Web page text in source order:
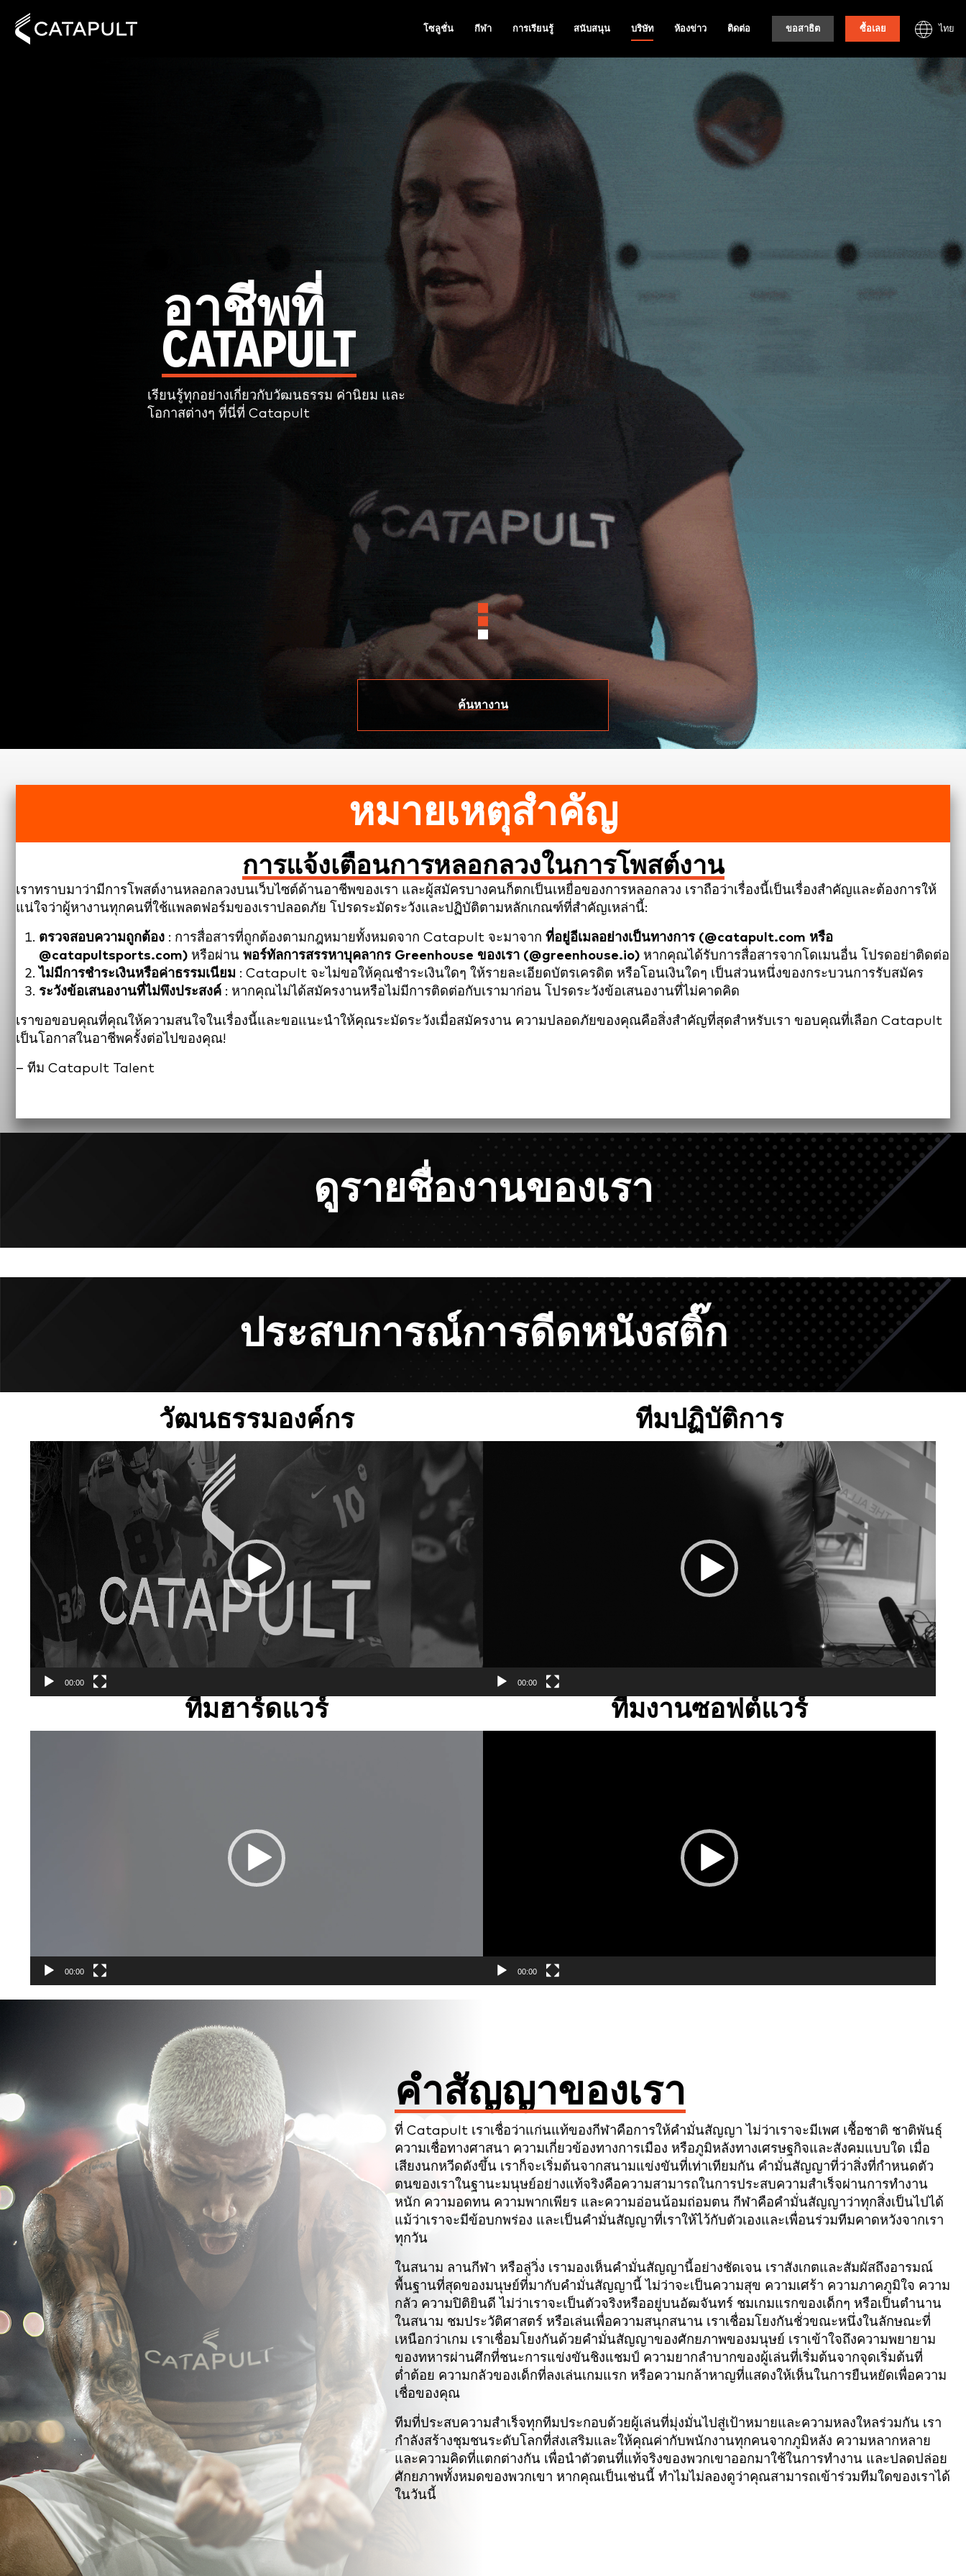
โซลูชั่น กีฬา การเรียนรู้ สนับสนุน บริษัท ห้องข่าว ติดต่อ ขอสาธิต ซื้อเลย ไทย
อาชีพที่
CATAPULT
เรียนรู้ทุกอย่างเกี่ยวกับวัฒนธรรม ค่านิยม และ
โอกาสต่างๆ ที่นี่ที่ Catapult
ค้นหางาน
หมายเหตุสำคัญ
การแจ้งเตือนการหลอกลวงในการโพสต์งาน
เราทราบมาว่ามีการโพสต์งานหลอกลวงบนเว็บไซต์ด้านอาชีพของเรา และผู้สมัครบางคนก็ตกเป็นเหยื่อของการหลอกลวง เราถือว่าเรื่องนี้เป็นเรื่องสำคัญและต้องการให้
แน่ใจว่าผู้หางานทุกคนที่ใช้แพลตฟอร์มของเราปลอดภัย โปรดระมัดระวังและปฏิบัติตามหลักเกณฑ์ที่สำคัญเหล่านี้:
ตรวจสอบความถูกต้อง : การสื่อสารที่ถูกต้องตามกฎหมายทั้งหมดจาก Catapult จะมาจาก ที่อยู่อีเมลอย่างเป็นทางการ (@catapult.com หรือ
@catapultsports.com) หรือผ่าน พอร์ทัลการสรรหาบุคลากร Greenhouse ของเรา (@greenhouse.io) หากคุณได้รับการสื่อสารจากโดเมนอื่น โปรดอย่าติดต่อ
ไม่มีการชำระเงินหรือค่าธรรมเนียม : Catapult จะไม่ขอให้คุณชำระเงินใดๆ ให้รายละเอียดบัตรเครดิต หรือโอนเงินใดๆ เป็นส่วนหนึ่งของกระบวนการรับสมัคร
ระวังข้อเสนองานที่ไม่พึงประสงค์ : หากคุณไม่ได้สมัครงานหรือไม่มีการติดต่อกับเรามาก่อน โปรดระวังข้อเสนองานที่ไม่คาดคิด
เราขอขอบคุณที่คุณให้ความสนใจในเรื่องนี้และขอแนะนำให้คุณระมัดระวังเมื่อสมัครงาน ความปลอดภัยของคุณคือสิ่งสำคัญที่สุดสำหรับเรา ขอบคุณที่เลือก Catapult
เป็นโอกาสในอาชีพครั้งต่อไปของคุณ!
– ทีม Catapult Talent
ดูรายชื่องานของเรา
ประสบการณ์การดีดหนังสติ๊ก
วัฒนธรรมองค์กร
Video
Player
00:00
ทีมปฏิบัติการ
00:00
ทีมฮาร์ดแวร์
00:00
ทีมงานซอฟต์แวร์
00:00
คำสัญญาของเรา
ที่ Catapult เราเชื่อว่าแก่นแท้ของกีฬาคือการให้คำมั่นสัญญา ไม่ว่าเราจะมีเพศ เชื้อชาติ ชาติพันธุ์
ความเชื่อทางศาสนา ความเกี่ยวข้องทางการเมือง หรือภูมิหลังทางเศรษฐกิจและสังคมแบบใด เมื่อ
เสียงนกหวีดดังขึ้น เราก็จะเริ่มต้นจากสนามแข่งขันที่เท่าเทียมกัน คำมั่นสัญญาที่ว่าสิ่งที่กำหนดตัว
ตนของเราในฐานะมนุษย์อย่างแท้จริงคือความสามารถในการประสบความสำเร็จผ่านการทำงาน
หนัก ความอดทน ความพากเพียร และความอ่อนน้อมถ่อมตน กีฬาคือคำมั่นสัญญาว่าทุกสิ่งเป็นไปได้
แม้ว่าเราจะมีข้อบกพร่อง และเป็นคำมั่นสัญญาที่เราให้ไว้กับตัวเองและเพื่อนร่วมทีมคาดหวังจากเรา
ทุกวัน
ในสนาม ลานกีฬา หรือลู่วิ่ง เรามองเห็นคำมั่นสัญญานี้อย่างชัดเจน เราสังเกตและสัมผัสถึงอารมณ์
พื้นฐานที่สุดของมนุษย์ที่มากับคำมั่นสัญญานี้ ไม่ว่าจะเป็นความสุข ความเศร้า ความภาคภูมิใจ ความ
กลัว ความปิติยินดี ไม่ว่าเราจะเป็นตัวจริงหรืออยู่บนอัฒจันทร์ ชมเกมแรกของเด็กๆ หรือเป็นตำนาน
ในสนาม ชมประวัติศาสตร์ หรือเล่นเพื่อความสนุกสนาน เราเชื่อมโยงกันชั่วขณะหนึ่งในลักษณะที่
เหนือกว่าเกม เราเชื่อมโยงกันด้วยคำมั่นสัญญาของศักยภาพของมนุษย์ เราเข้าใจถึงความพยายาม
ของทหารผ่านศึกที่ชนะการแข่งขันชิงแชมป์ ความยากลำบากของผู้เล่นที่เริ่มต้นจากจุดเริ่มต้นที่
ต่ำต้อย ความกลัวของเด็กที่ลงเล่นเกมแรก หรือความกล้าหาญที่แสดงให้เห็นในการยืนหยัดเพื่อความ
เชื่อของคุณ
ทีมที่ประสบความสำเร็จทุกทีมประกอบด้วยผู้เล่นที่มุ่งมั่นไปสู่เป้าหมายและความหลงใหลร่วมกัน เรา
กำลังสร้างชุมชนระดับโลกที่ส่งเสริมและให้คุณค่ากับพนักงานทุกคนจากภูมิหลัง ความหลากหลาย
และความคิดที่แตกต่างกัน เพื่อนำตัวตนที่แท้จริงของพวกเขาออกมาใช้ในการทำงาน และปลดปล่อย
ศักยภาพทั้งหมดของพวกเขา หากคุณเป็นเช่นนี้ ทำไมไม่ลองดูว่าคุณสามารถเข้าร่วมทีมใดของเราได้
ในวันนี้